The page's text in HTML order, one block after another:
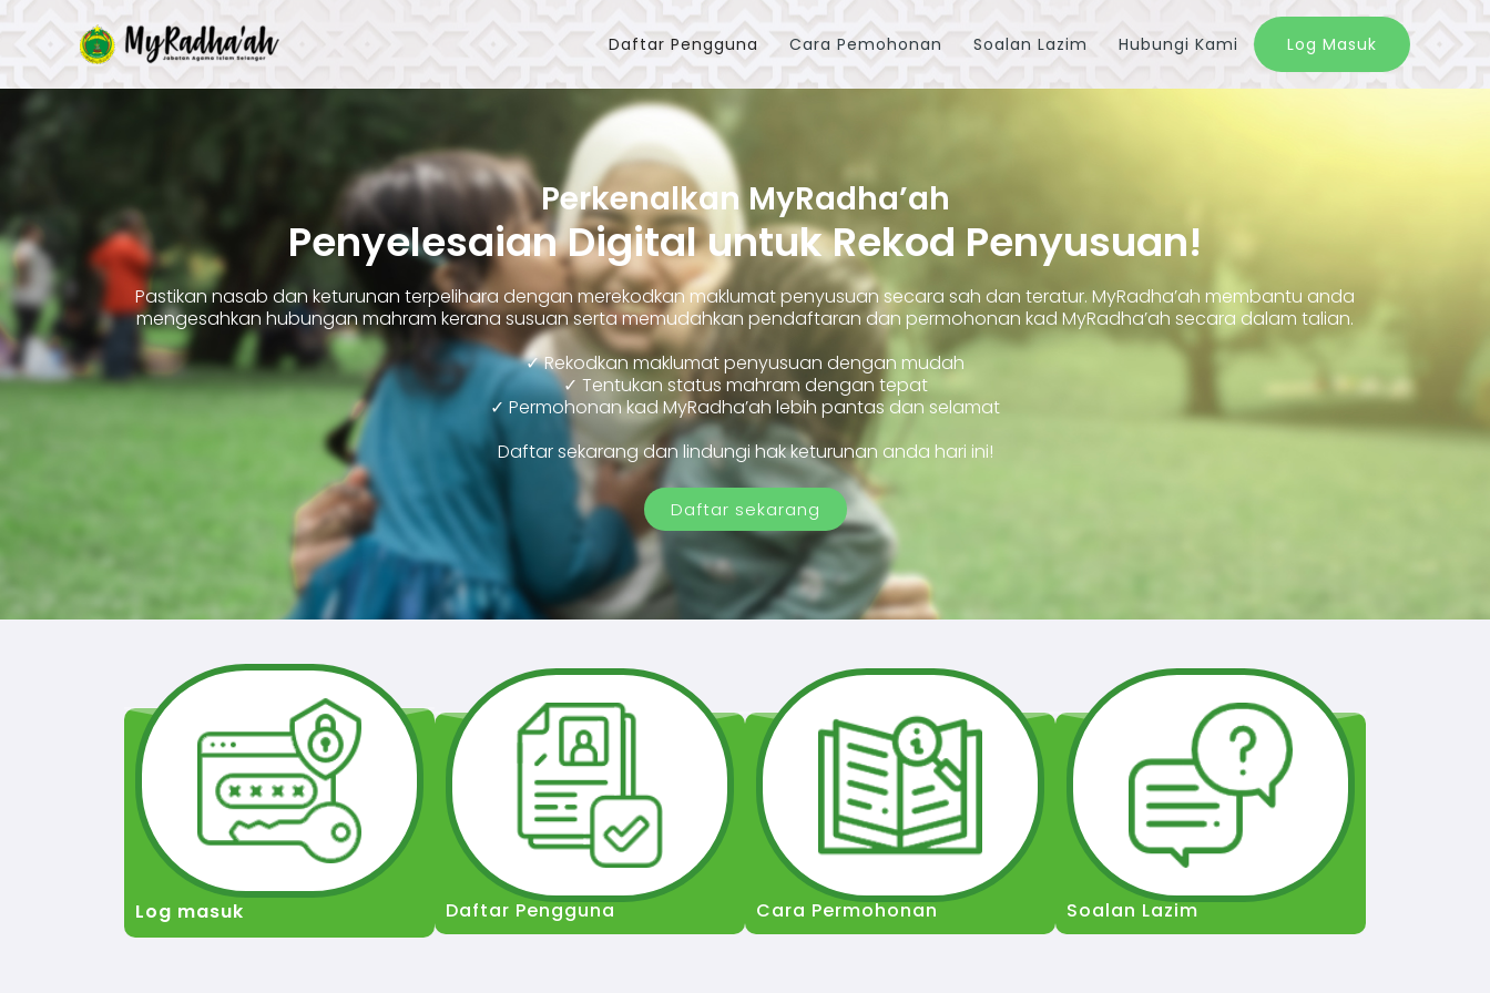
Skip
to
content
Daftar Pengguna Cara Pemohonan Soalan Lazim Hubungi Kami Log Masuk
Perkenalkan MyRadha’ah
Penyelesaian Digital untuk Rekod Penyusuan!
Pastikan nasab dan keturunan terpelihara dengan merekodkan maklumat penyusuan secara sah dan teratur. MyRadha’ah membantu anda
mengesahkan hubungan mahram kerana susuan serta memudahkan pendaftaran dan permohonan kad MyRadha’ah secara dalam talian.
✓ Rekodkan maklumat penyusuan dengan mudah
✓ Tentukan status mahram dengan tepat
✓ Permohonan kad MyRadha’ah lebih pantas dan selamat
Daftar sekarang dan lindungi hak keturunan anda hari ini!
Daftar sekarang
Log masuk Daftar Pengguna Cara Permohonan Soalan Lazim